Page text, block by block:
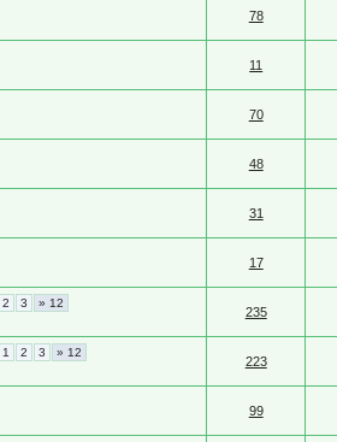
78
11
70
48
31
17
2 3 » 12
235
1 2 3 » 12
223
99